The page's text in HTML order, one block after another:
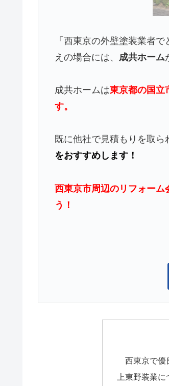
「西東京の外壁塗装業者
えの場合には、 成共ホーム
成共ホームは東京都の国立
す。
既に他社で見積もりを取ら
をおすすめします！
西東京市周辺のリフォーム
う！
西東京で優
上東野装業